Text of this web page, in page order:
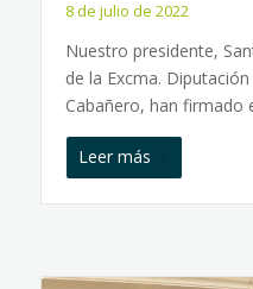
8 de julio de 2022
Nuestro presidente,
de la Excma.
Cabañero, han firmado
Leer más